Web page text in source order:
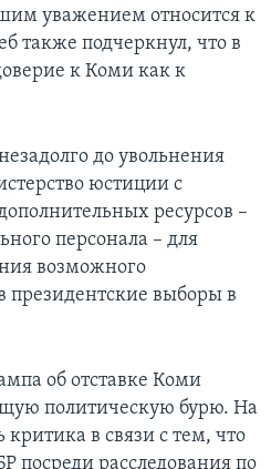
уважением относится к
также подчеркнул, что в
к Коми как к
до увольнения
юстиции с
ресурсов –
персонала – для
возможного
президентские выборы в
об отставке Коми
политическую бурю. На
в связи с тем, что
посреди расследования по